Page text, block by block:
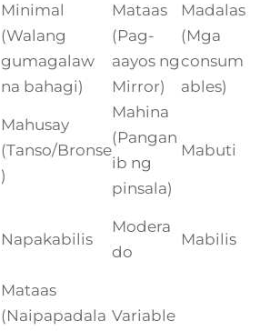
Minimal
(Walang
gumagalaw
na bahagi)
Mataas
(Pag-
aayos ng
Mirror)
Madalas
(Mga
consum
ables)
Mahusay
(Tanso/Bronse
)
Mahina
(Pangan
ib ng
pinsala)
Mabuti
Napakabilis
Modera
do
Mabilis
Mataas
(Naipapadala Variable